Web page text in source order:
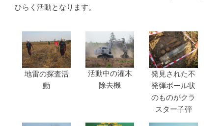
ひらく活動となります。
地雷の探査活
動
活動中の灌木
除去機
発見された不
発弾ボール状
のものがクラ
スター子弾